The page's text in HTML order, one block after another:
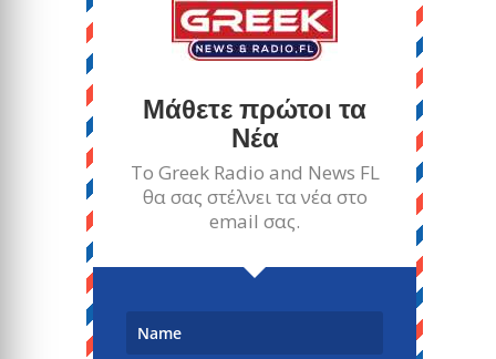
Μάθετε πρώτοι τα
Νέα
Το Greek Radio and News FL
θα σας στέλνει τα νέα στο
email σας.